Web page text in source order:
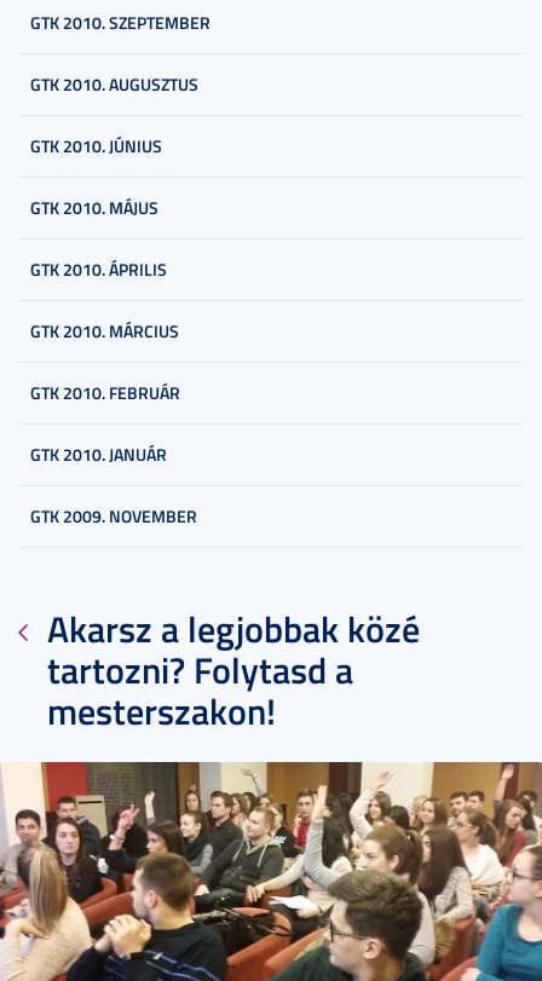
GTK 2010. SZEPTEMBER
GTK 2010. AUGUSZTUS
GTK 2010. JÚNIUS
GTK 2010. MÁJUS
GTK 2010. ÁPRILIS
GTK 2010. MÁRCIUS
GTK 2010. FEBRUÁR
GTK 2010. JANUÁR
GTK 2009. NOVEMBER
Akarsz a legjobbak közé
tartozni? Folytasd a
mesterszakon!